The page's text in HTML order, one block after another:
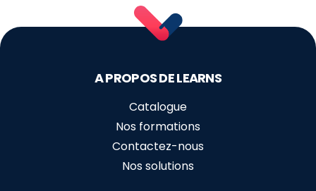
A PROPOS DE LEARNS
Catalogue
Nos formations
Contactez-nous
Nos solutions